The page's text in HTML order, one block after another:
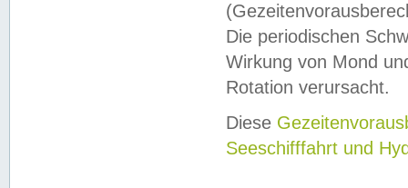
Die periodischen
Wirkung von Mond
Rotation verursacht.
Diese
Seeschifffahrt und